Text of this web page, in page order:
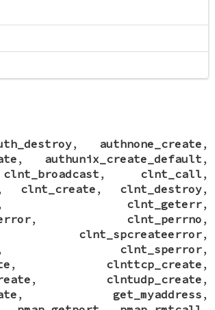
, authnone_create ,
, authunix_create_default ,
clnt_broadcast , clnt_call ,
clnt_create , clnt_destroy,
clnt_geterr,
, clnt_perrno ,
clnt_spcreateerror,
clnt_sperror,
, clnttcp_create ,
, clntudp_create ,
, get_myaddress ,